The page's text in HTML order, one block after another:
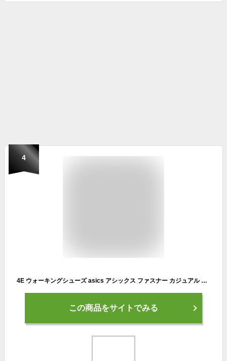
4
4E ウォーキングシューズ asics アシックス ファスナー カジュアル 軽量 クッション性 メッシュ 黒 グレー 茶 ネイビー[ 靴 通気性 通勤 ウォーキング メンズ スニーカー 30代 40代 50代 60代 70代 80代 幅広 歩きやすい 疲れない 運動 父の日 プレゼントランニング ]
この商品をサイトでみる